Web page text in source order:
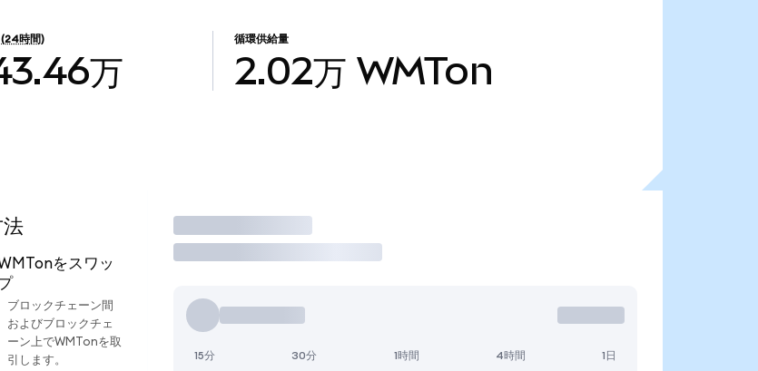
(24時間)
万
循環供給量
2.02万 WMTon
をスワッ
ブロックチェーン間
およびブロックチェ
ーン上でWMTonを取
引します。
取引
15分 30分 1時間 4時間 1日